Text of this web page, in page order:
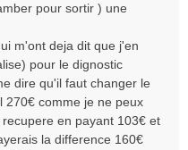
pour sortir ) une
m'ont deja dit que j'en
pour le dignostic
dire qu'il faut changer le
270€ comme je ne peux
en payant 103€ et
la difference 160€